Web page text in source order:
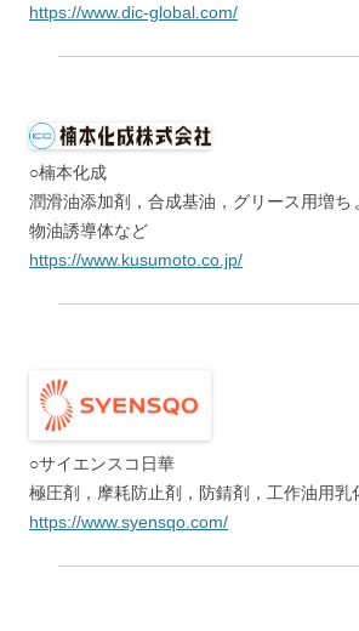
https://www.dic-global.com/
○楠本化成
潤滑油添加剤，合成基油，グリース用増ち
物油誘導体など
https://www.kusumoto.co.jp/
○サイエンスコ日華
極圧剤，摩耗防止剤，防錆剤，工作油用乳
https://www.syensqo.com/